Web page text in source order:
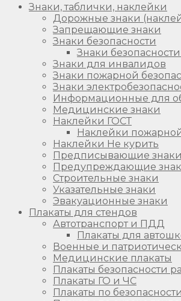
Знаки, таблички, наклейки
Дорожные знаки
Запрещающие знаки
Знаки безопасности
Знаки
Знаки для инвалидов
Знаки пожарной
Знаки
Информационные для
Медицинские знаки
Наклейки ГОСТ
Наклейки
Наклейки Не курить
Предписывающие знаки
Предупреждающие
Строительные знаки
Указательные знаки
Эвакуационные знаки
Плакаты для стендов
Автотранспорт и ПДД
Плакаты для
Военные и
Медицинские плакаты
Плакаты безопасности
Плакаты ГО и ЧС
Плакаты по